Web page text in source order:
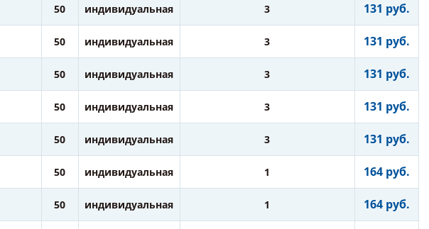
50 индивидуальная 3 131 руб.
50 индивидуальная 3 131 руб.
50 индивидуальная 3 131 руб.
50 индивидуальная 3 131 руб.
50 индивидуальная 3 131 руб.
50 индивидуальная 1 164 руб.
50 индивидуальная 1 164 руб.